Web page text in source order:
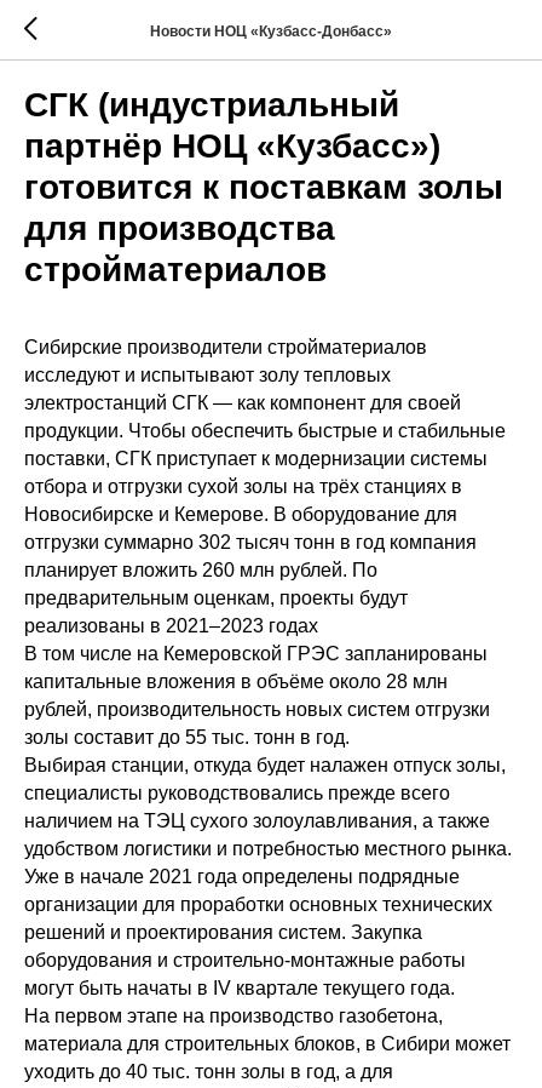
Новости НОЦ «Кузбасс-Донбасс»
СГК (индустриальный
партнёр НОЦ «Кузбасс»)
готовится к поставкам золы
для производства
стройматериалов
Сибирские производители стройматериалов
исследуют и испытывают золу тепловых
электростанций СГК — как компонент для своей
продукции. Чтобы обеспечить быстрые и стабильные
поставки, СГК приступает к модернизации системы
отбора и отгрузки сухой золы на трёх станциях в
Новосибирске и Кемерове. В оборудование для
отгрузки суммарно 302 тысяч тонн в год компания
планирует вложить 260 млн рублей. По
предварительным оценкам, проекты будут
реализованы в 2021–2023 годах
В том числе на Кемеровской ГРЭС запланированы
капитальные вложения в объёме около 28 млн
рублей, производительность новых систем отгрузки
золы составит до 55 тыс. тонн в год.
Выбирая станции, откуда будет налажен отпуск золы,
специалисты руководствовались прежде всего
наличием на ТЭЦ сухого золоулавливания, а также
удобством логистики и потребностью местного рынка.
Уже в начале 2021 года определены подрядные
организации для проработки основных технических
решений и проектирования систем. Закупка
оборудования и строительно-монтажные работы
могут быть начаты в IV квартале текущего года.
На первом этапе на производство газобетона,
материала для строительных блоков, в Сибири может
уходить до 40 тыс. тонн золы в год, а для